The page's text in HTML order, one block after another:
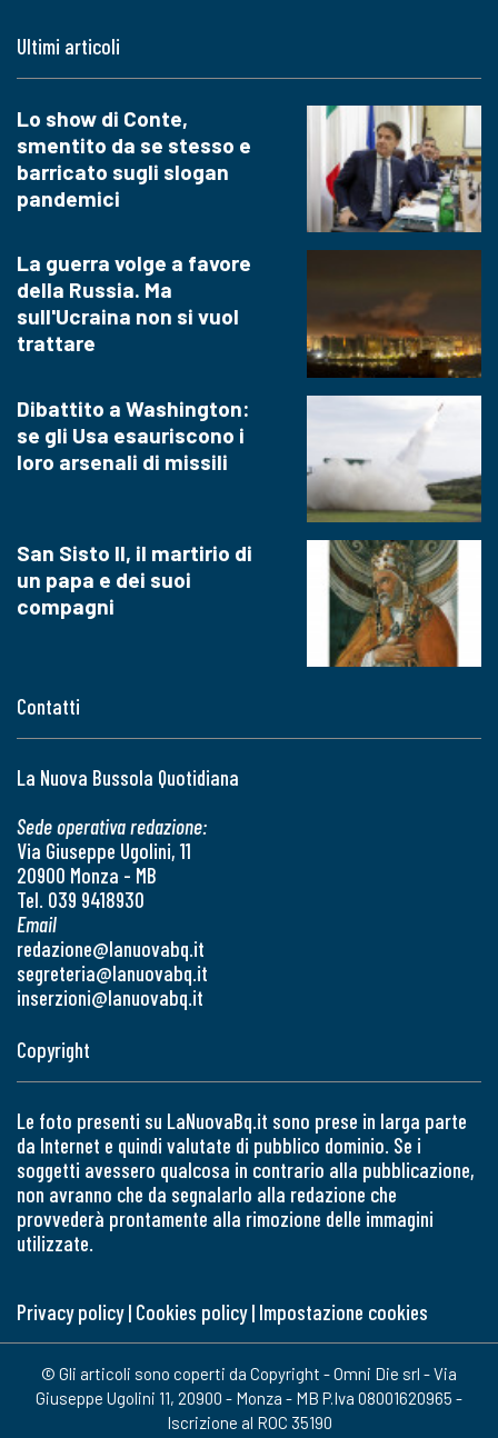
Contatti
La Nuova Bussola Quotidiana
Sede operativa redazione:
Via Giuseppe Ugolini, 11
20900 Monza - MB
Tel. 039 9418930
Email
redazione@lanuovabq.it
segreteria@lanuovabq.it
inserzioni@lanuovabq.it
Ultimi articoli
Lo show di Conte,
smentito da se stesso e
barricato sugli slogan
pandemici
La guerra volge a favore
della Russia. Ma
sull'Ucraina non si vuol
trattare
Dibattito a Washington:
se gli Usa esauriscono i
loro arsenali di missili
San Sisto II, il martirio di
un papa e dei suoi
compagni
Copyright
Le foto presenti su LaNuovaBq.it sono prese in larga parte
da Internet e quindi valutate di pubblico dominio. Se i
soggetti avessero qualcosa in contrario alla pubblicazione,
non avranno che da segnalarlo alla redazione che
provvederà prontamente alla rimozione delle immagini
utilizzate.
Privacy policy| Cookies policy| Impostazione cookies
© Gli articoli sono coperti da Copyright - Omni Die srl - Via
Giuseppe Ugolini 11, 20900 - Monza - MB P.Iva 08001620965 -
Iscrizione al ROC 35190